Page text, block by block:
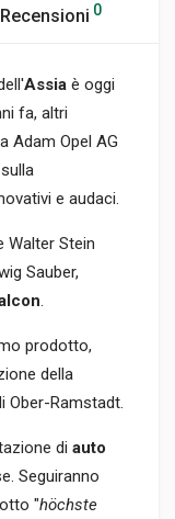
Recensioni 0
Assia è oggi
fa, altri
Adam Opel AG
e audaci.
Walter Stein
Sauber,
.
prodotto,
della
Ober-Ramstadt.
di auto
Seguiranno
"höchste